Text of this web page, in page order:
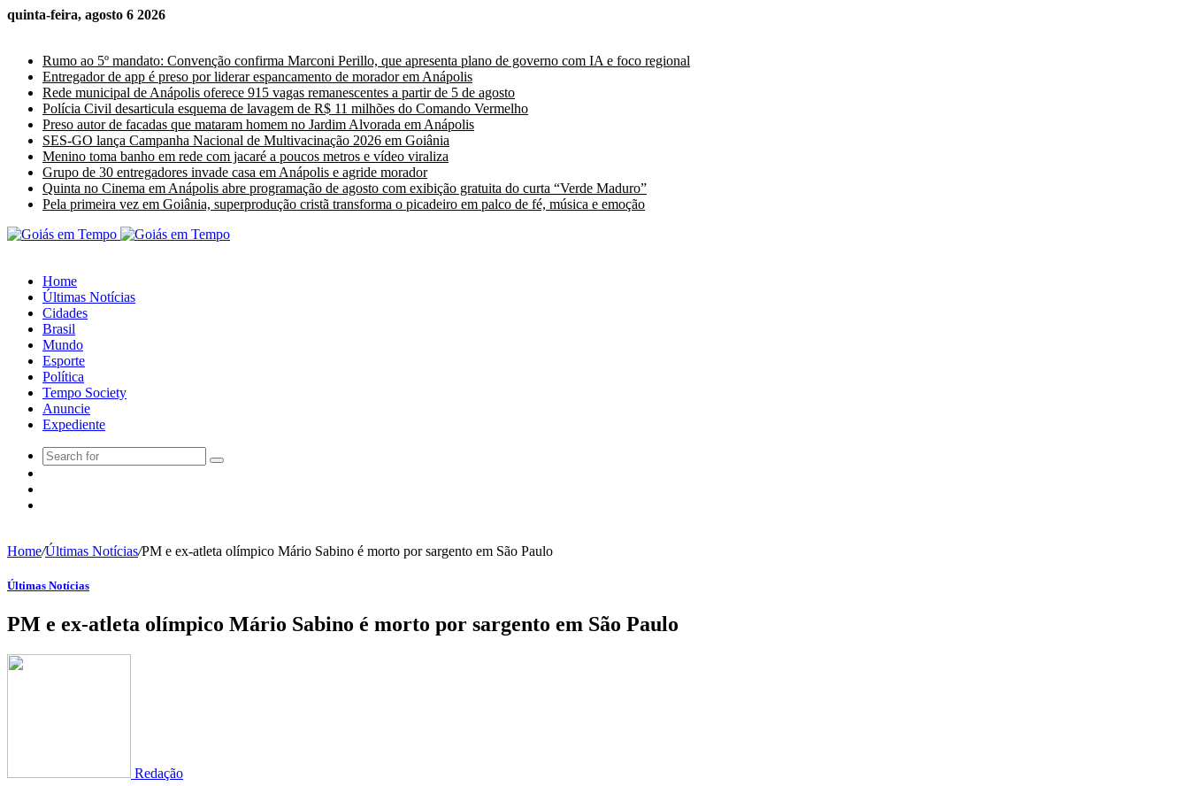
quinta-feira, agosto 6 2026
Rumo ao 5º mandato: Convenção confirma Marconi Perillo, que apresenta plano de governo com IA e foco regional
Entregador de app é preso por liderar espancamento de morador em Anápolis
Rede municipal de Anápolis oferece 915 vagas remanescentes a partir de 5 de agosto
Polícia Civil desarticula esquema de lavagem de R$ 11 milhões do Comando Vermelho
Preso autor de facadas que mataram homem no Jardim Alvorada em Anápolis
SES-GO lança Campanha Nacional de Multivacinação 2026 em Goiânia
Menino toma banho em rede com jacaré a poucos metros e vídeo viraliza
Grupo de 30 entregadores invade casa em Anápolis e agride morador
Quinta no Cinema em Anápolis abre programação de agosto com exibição gratuita do curta “Verde Maduro”
Pela primeira vez em Goiânia, superprodução cristã transforma o picadeiro em palco de fé, música e emoção
Home
Últimas Notícias
Cidades
Brasil
Mundo
Esporte
Política
Tempo Society
Anuncie
Expediente
Home/Últimas Notícias/PM e ex-atleta olímpico Mário Sabino é morto por sargento em São Paulo
Últimas Notícias
PM e ex-atleta olímpico Mário Sabino é morto por sargento em São Paulo
Redação